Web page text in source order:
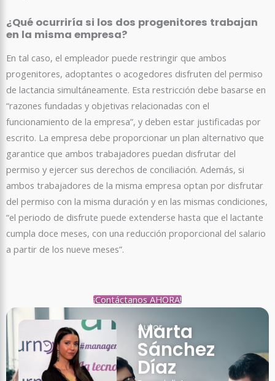
¿Qué ocurriría si los dos progenitores trabajan
en la misma empresa?
En tal caso, el empleador puede restringir que ambos
progenitores, adoptantes o acogedores disfruten del permiso
de lactancia simultáneamente. Esta restricción debe basarse en
“razones fundadas y objetivas relacionadas con el
funcionamiento de la empresa”, y deben estar justificadas por
escrito. La empresa debe proporcionar un plan alternativo que
garantice que ambos trabajadores puedan disfrutar del
permiso y ejercer sus derechos de conciliación. Además, si
ambos trabajadores de la misma empresa optan por disfrutar
del permiso con la misma duración y en las mismas condiciones,
“el periodo de disfrute puede extenderse hasta que el lactante
cumpla doce meses, con una reducción proporcional del salario
a partir de los nueve meses”.
¡Contáctanos AHORA!
Autor
Marta
Sánchez
Díaz